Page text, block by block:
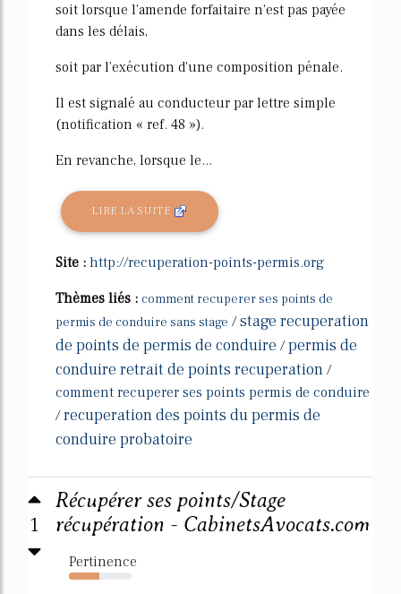
soit lorsque l'amende forfaitaire n'est pas payée
dans les délais,
soit par l'exécution d'une composition pénale.
Il est signalé au conducteur par lettre simple
(notification « ref. 48 »).
En revanche, lorsque le...
LIRE LA SUITE
Site : http://recuperation-points-permis.org
Thèmes liés : comment recuperer ses points de
permis de conduire sans stage /stage recuperation
de points de permis de conduire /permis de
conduire retrait de points recuperation /
comment recuperer ses points permis de conduire
/recuperation des points du permis de
conduire probatoire
1
Récupérer ses points/Stage
récupération - CabinetsAvocats.com
Pertinence
49%